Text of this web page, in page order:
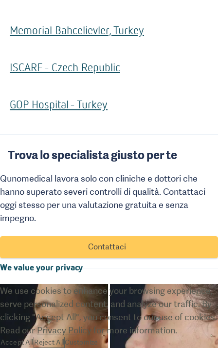
Memorial Bahcelievler, Turkey
ISCARE - Czech Republic
GOP Hospital - Turkey
Trova lo specialista giusto per te
Qunomedical lavora solo con cliniche e dottori che
hanno superato severi controlli di qualità. Contattaci
oggi stesso per una valutazione gratuita e senza
impegno.
Contattaci
We value your privacy
We use cookies to enhance your browsing experience,
serve personalized content, and analyze our traffic. By
clicking "Accept All", you consent to our use of cookies.
Read our Privacy Policy for more information.
Accept AllReject All Customize